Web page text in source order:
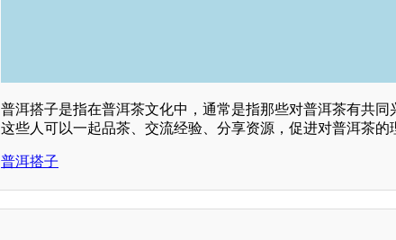
普洱搭子是指在普洱茶文化中，通常是指那些对普洱茶有共同
这些人可以一起品茶、交流经验、分享资源，促进对普洱茶的
普洱搭子